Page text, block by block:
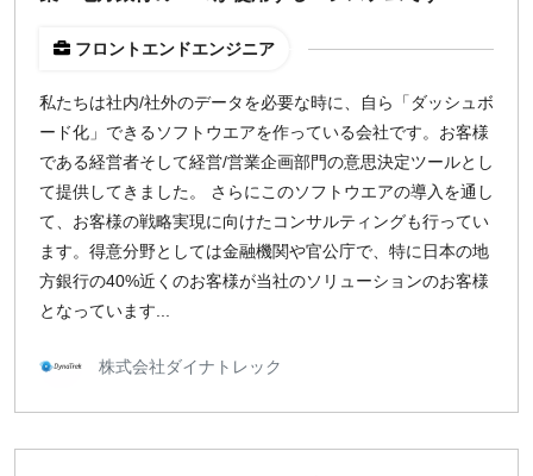
フロントエンドエンジニア
私たちは社内/社外のデータを必要な時に、自ら「ダッシュボ
ード化」できるソフトウエアを作っている会社です。お客様
である経営者そして経営/営業企画部門の意思決定ツールとし
て提供してきました。 さらにこのソフトウエアの導入を通し
て、お客様の戦略実現に向けたコンサルティングも行ってい
ます。得意分野としては金融機関や官公庁で、特に日本の地
方銀行の40%近くのお客様が当社のソリューションのお客様
となっています...
株式会社ダイナトレック